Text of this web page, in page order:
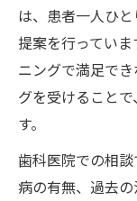
は、患者一人ひ
提案を行ってい
ニングで満足で
グを受けること
す。
歯科医院での相
病の有無、過去